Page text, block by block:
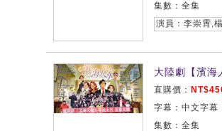
集數：全集
演員：李崇霄,
大陸劇【濱
直購價：
字幕：中文字幕
集數：全集